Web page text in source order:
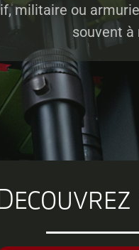
militaire ou
souvent à